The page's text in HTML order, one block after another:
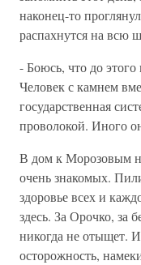
наконец-то
распахнутся на всю
- Боюсь, что до
Человек с камнем
государственная
проволокой. Иного
В дом к Морозовым
очень знакомых.
здоровье всех и
здесь. За Орочко, за
никогда не отыщет.
осторожность,